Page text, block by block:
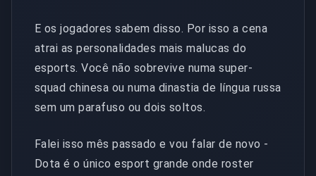
E os jogadores sabem disso. Por isso a cena
atrai as personalidades mais malucas do
esports. Você não sobrevive numa super-
squad chinesa ou numa dinastia de língua russa
sem um parafuso ou dois soltos.
Falei isso mês passado e vou falar de novo -
Dota é o único esport grande onde roster